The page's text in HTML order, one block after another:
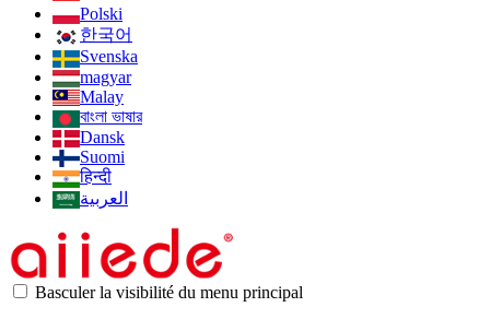
Polski
한국어
Svenska
magyar
Malay
বাংলা ভাষার
Dansk
Suomi
हिन्दी
العربية
Basculer la visibilité du menu principal